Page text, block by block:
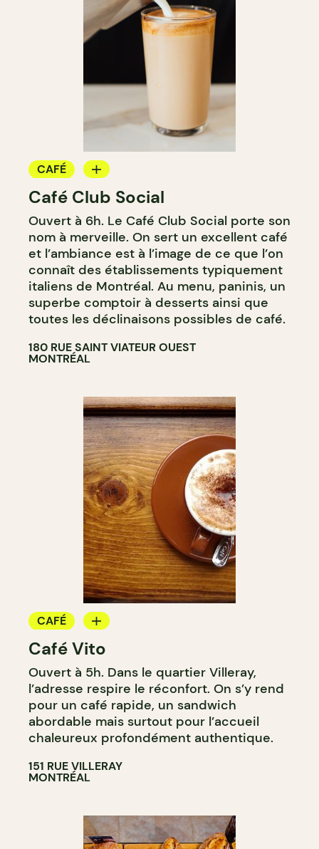
CAFÉ
BAR
Café Club Social
Ouvert à 6h. Le Café Club Social porte son
nom à merveille. On sert un excellent café
et l’ambiance est à l’image de ce que l’on
connaît des établissements typiquement
italiens de Montréal. Au menu, paninis, un
superbe comptoir à desserts ainsi que
toutes les déclinaisons possibles de café.
180 RUE SAINT VIATEUR OUEST
MONTRÉAL
CAFÉ
COMPTOIR
Café Vito
Ouvert à 5h. Dans le quartier Villeray,
l’adresse respire le réconfort. On s’y rend
pour un café rapide, un sandwich
abordable mais surtout pour l’accueil
chaleureux profondément authentique.
151 RUE VILLERAY
MONTRÉAL